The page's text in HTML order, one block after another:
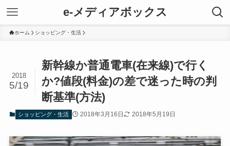
e-メディアボックス
ホーム ショッピング・生活
新幹線か普通電車(在来線)で行く
か?値段(料金)の差で迷った時の判
断基準(方法)
2018
5/19
ショッピング・生活 2018年3月16日 2018年5月19日